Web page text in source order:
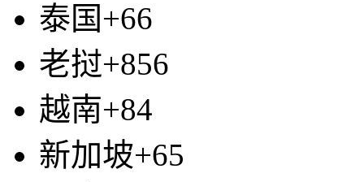
泰国+66
老挝+856
越南+84
新加坡+65